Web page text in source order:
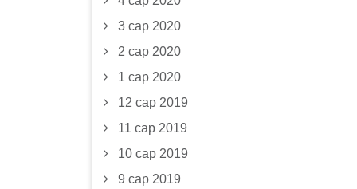
3 сар 2020
2 сар 2020
1 сар 2020
12 сар 2019
11 сар 2019
10 сар 2019
9 сар 2019